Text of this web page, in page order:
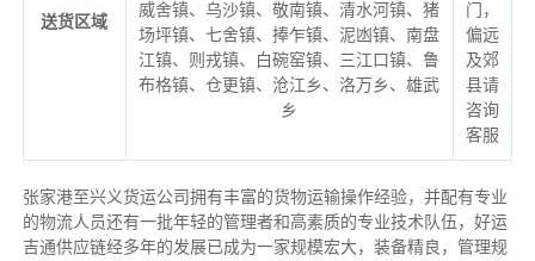
送货区域
威舍镇、乌沙镇、敬南镇、清水河镇、猪
场坪镇、七舍镇、捧乍镇、泥凼镇、南盘
江镇、则戎镇、白碗窑镇、三江口镇、鲁
布格镇、仓更镇、沧江乡、洛万乡、雄武
乡
门，
偏远
及郊
县请
咨询
客服
张家港至兴义货运公司拥有丰富的货物运输操作经验，并配有专业
的物流人员还有一批年轻的管理者和高素质的专业技术队伍，好运
吉通供应链经多年的发展已成为一家规模宏大，装备精良，管理规